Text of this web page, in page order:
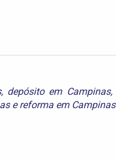
, depósito em Campinas,
ereforma em Campinas